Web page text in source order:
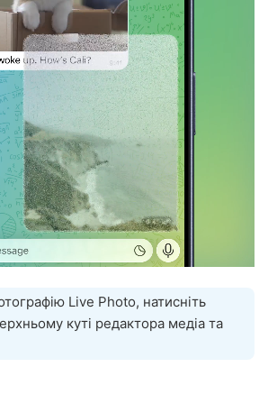
Live Photo, натисніть
куті редактора медіа та